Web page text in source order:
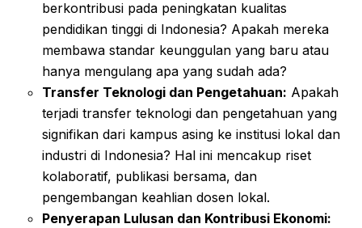
berkontribusi pada peningkatan kualitas
pendidikan tinggi di Indonesia? Apakah mereka
membawa standar keunggulan yang baru atau
hanya mengulang apa yang sudah ada?
Transfer Teknologi dan Pengetahuan: Apakah
terjadi transfer teknologi dan pengetahuan yang
signifikan dari kampus asing ke institusi lokal dan
industri di Indonesia? Hal ini mencakup riset
kolaboratif, publikasi bersama, dan
pengembangan keahlian dosen lokal.
Penyerapan Lulusan dan Kontribusi Ekonomi: